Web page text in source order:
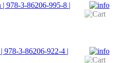
| 978-3-86206-995-8 |
978-3-86206-922-4 |